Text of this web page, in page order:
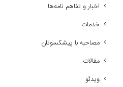
اخبار و تفاهم نامه‌ها
خدمات
مصاحبه با پیشکسوتان
مقالات
ویدئو